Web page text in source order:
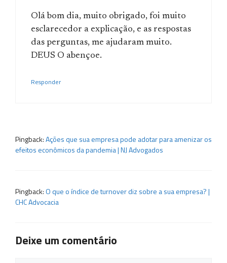
Olá bom dia, muito obrigado, foi muito
esclarecedor a explicação, e as respostas
das perguntas, me ajudaram muito.
DEUS O abençoe.
Responder
Pingback:Ações que sua empresa pode adotar para amenizar os
efeitos econômicos da pandemia | NJ Advogados
Pingback: O que o índice de turnover diz sobre a sua empresa? |
CHC Advocacia
Deixe um comentário